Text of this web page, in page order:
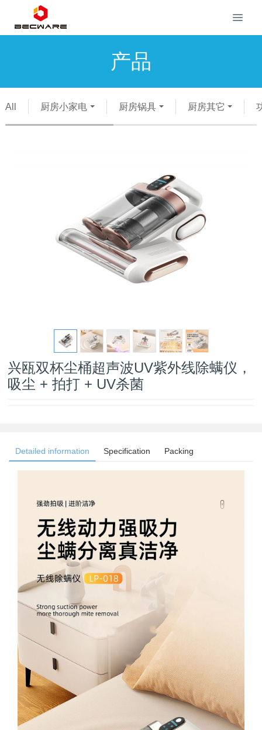
产品
All 厨房小家电 厨房锅具 厨房其它
兴瓯双杯尘桶超声波UV紫外线除螨仪，
吸尘 + 拍打 + UV杀菌
Detailed information Specification Packing